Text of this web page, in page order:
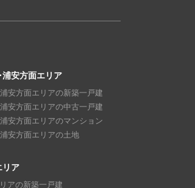
浦安方面エリア
安方面エリアの新築一戸建
安方面エリアの中古一戸建
安方面エリアのマンション
安方面エリアの土地
リア
アの新築一戸建